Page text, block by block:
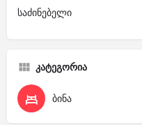
საძინებელი
კატეგორია
ბინა